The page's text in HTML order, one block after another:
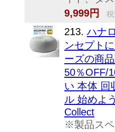
9,999円
213. ハナ
ンセプト
ーズの商
50％OFF/
い 本体 回
ル 始めよ
Collect
※製品ス